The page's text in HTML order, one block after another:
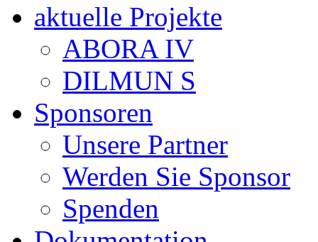
aktuelle Projekte
ABORA IV
DILMUN S
Sponsoren
Unsere Partner
Werden Sie Sponsor
Spenden